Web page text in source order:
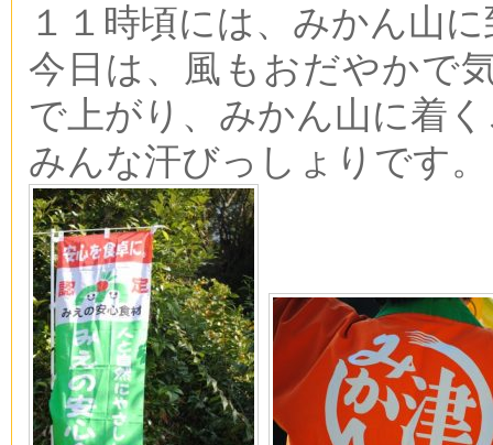
１１時頃には、みかん山
今日は、風もおだやかで
で上がり、みかん山に着
みんな汗びっしょりです。